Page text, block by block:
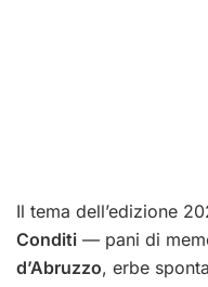
Il tema dell’edizione
Conditi — pani di
d’Abruzzo, erbe